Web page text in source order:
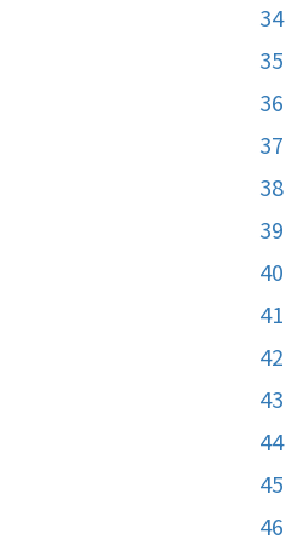
34
35
36
37
38
39
40
41
42
43
44
45
46